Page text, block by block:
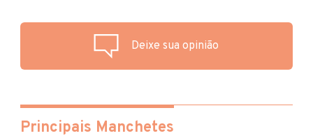
Deixe sua opinião
Principais Manchetes